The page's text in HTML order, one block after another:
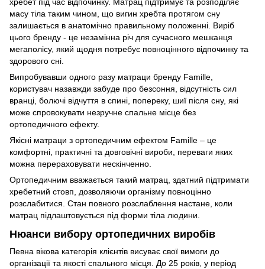
хребет під час відпочинку. Матрац підтримує та розподіляє
масу тіла таким чином, що вигин хребта протягом сну
залишається в анатомічно правильному положенні. Виріб
цього бренду - це незамінна річ для сучасного мешканця
мегаполісу, який щодня потребує повноцінного відпочинку та
здорового сні.
Випробувавши одного разу матраци бренду Famille,
користувач назавжди забуде про безсоння, відсутність сил
вранці, болючі відчуття в спині, попереку, шиї після сну, які
може спровокувати незручне спальне місце без
ортопедичного ефекту.
Якісні матраци з ортопедичним ефектом Famille – це
комфортні, практичні та довговічні вироби, переваги яких
можна перераховувати нескінченно.
Ортопедичним вважається такий матрац, здатний підтримати
хребетний стовп, дозволяючи організму повноцінно
розслабитися. Стан повного розслаблення настане, коли
матрац підлаштовується під форми тіла людини.
Нюанси вибору ортопедичних виробів
Певна вікова категорія клієнтів висуває свої вимоги до
організації та якості спального місця. До 25 років, у період